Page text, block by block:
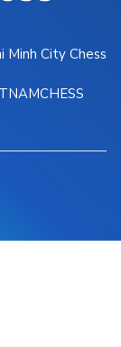
City Chess